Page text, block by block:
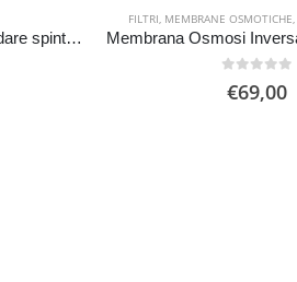
Pompa booster 600 GPD per dare spinta all’Osmosi inversa
FILTRI MEMBRANE OSMOTICHE
€69,00